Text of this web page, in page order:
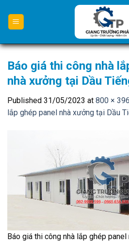
content
Báo giá thi công nhà
nhà xưởng tại Dầu
Published 31/05/2023 at 800 × 396
lắp ghép panel nhà xưởng tại Dầu
Báo giá thi công nhà lắp ghép